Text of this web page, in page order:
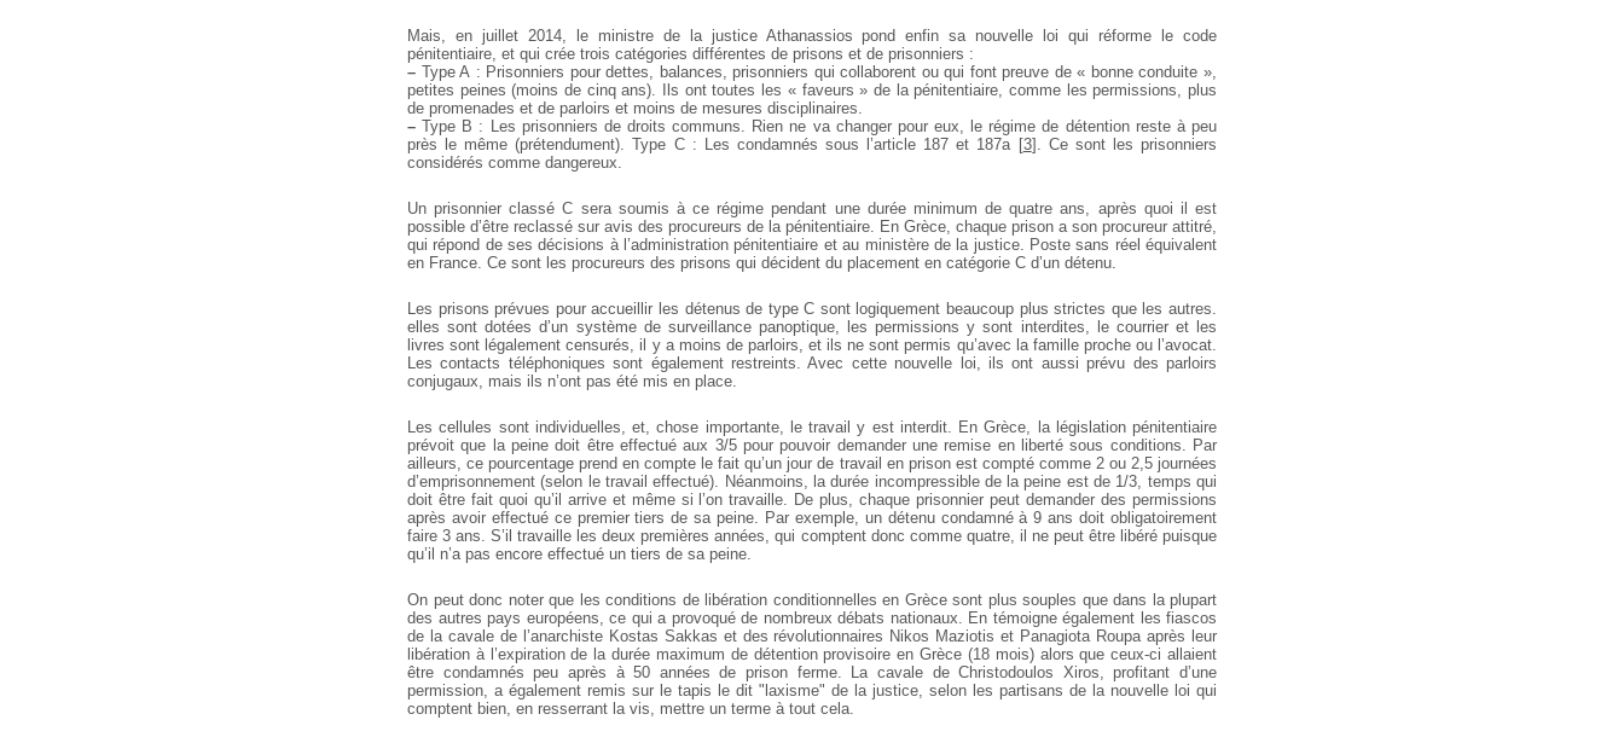
Mais, en juillet 2014, le ministre de la justice Athanassios pond enfin sa nouvelle loi qui réforme le code
pénitentiaire, et qui crée trois catégories différentes de prisons et de prisonniers :
– Type A : Prisonniers pour dettes, balances, prisonniers qui collaborent ou qui font preuve de « bonne conduite »,
petites peines (moins de cinq ans). Ils ont toutes les « faveurs » de la pénitentiaire, comme les permissions, plus
de promenades et de parloirs et moins de mesures disciplinaires.
– Type B : Les prisonniers de droits communs. Rien ne va changer pour eux, le régime de détention reste à peu
près le même (prétendument).
Type C : Les condamnés sous l’article 187 et 187a [3] . Ce sont les prisonniers
considérés comme dangereux.
Un prisonnier classé C sera soumis à ce régime pendant une durée minimum de quatre ans, après quoi il est
possible d’être reclassé sur avis des procureurs de la pénitentiaire. En Grèce, chaque prison a son procureur attitré,
qui répond de ses décisions à l’administration pénitentiaire et au ministère de la justice. Poste sans réel équivalent
en France. Ce sont les procureurs des prisons qui décident du placement en catégorie C d’un détenu.
Les prisons prévues pour accueillir les détenus de type C sont logiquement beaucoup plus strictes que les autres.
elles sont dotées d’un système de surveillance panoptique, les permissions y sont interdites, le courrier et les
livres sont légalement censurés, il y a moins de parloirs, et ils ne sont permis qu’avec la famille proche ou l’avocat.
Les contacts téléphoniques sont également restreints. Avec cette nouvelle loi, ils ont aussi prévu des parloirs
conjugaux, mais ils n’ont pas été mis en place.
Les cellules sont individuelles, et, chose importante, le travail y est interdit. En Grèce, la législation pénitentiaire
prévoit que la peine doit être effectué aux 3/5 pour pouvoir demander une remise en liberté sous conditions. Par
ailleurs, ce pourcentage prend en compte le fait qu’un jour de travail en prison est compté comme 2 ou 2,5 journées
d’emprisonnement (selon le travail effectué). Néanmoins, la durée incompressible de la peine est de 1/3, temps qui
doit être fait quoi qu’il arrive et même si l’on travaille. De plus, chaque prisonnier peut demander des permissions
après avoir effectué ce premier tiers de sa peine. Par exemple, un détenu condamné à 9 ans doit obligatoirement
faire 3 ans. S’il travaille les deux premières années, qui comptent donc comme quatre, il ne peut être libéré puisque
qu’il n’a pas encore effectué un tiers de sa peine.
On peut donc noter que les conditions de libération conditionnelles en Grèce sont plus souples que dans la plupart
des autres pays européens, ce qui a provoqué de nombreux débats nationaux. En témoigne également les fiascos
de la cavale de l’anarchiste Kostas Sakkas et des révolutionnaires Nikos Maziotis et Panagiota Roupa après leur
libération à l’expiration de la durée maximum de détention provisoire en Grèce (18 mois) alors que ceux-ci allaient
être condamnés peu après à 50 années de prison ferme. La cavale de Christodoulos Xiros, profitant d’une
permission, a également remis sur le tapis le dit "laxisme" de la justice, selon les partisans de la nouvelle loi qui
comptent bien, en resserrant la vis, mettre un terme à tout cela.